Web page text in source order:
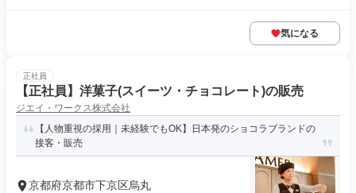
気になる
正社員
【正社員】洋菓子(スイーツ・チョコレート)の販売
ジエイ・ワークス株式会社
【人物重視の採用｜未経験でもOK】日本発のショコラブランドの
接客・販売
京都府京都市下京区烏丸